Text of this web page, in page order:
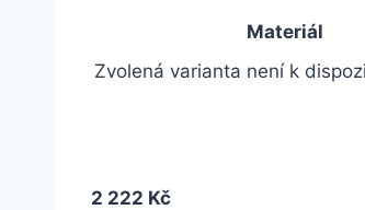
Materiál
Zvolená varianta není k
2 222 Kč